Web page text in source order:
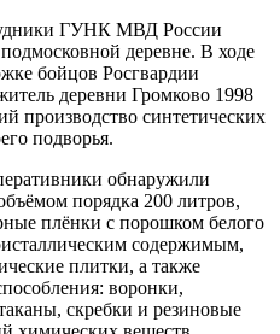
ГУНК МВД России
деревне. В ходе
бойцов Росгвардии
деревни Громково 1998
производство синтетических
подворья.
обнаружили
порядка 200 литров,
плёнки с порошком белого
содержимым,
плитки, а также
воронки,
скребки и резиновые